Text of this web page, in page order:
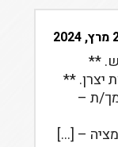
**
יצרן. **
ת –
– […]